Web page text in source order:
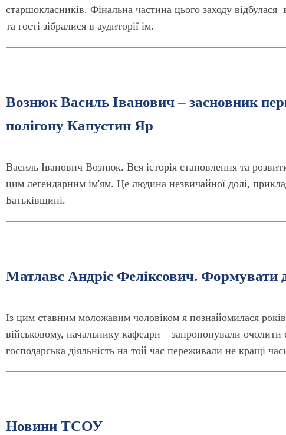
старшокласників. Фінальна частина цього заходу
та гості зібралися в аудиторії ім.
Вознюк Василь Іванович – засновник
полігону Капустин Яр
Василь Іванович Вознюк. Вся історія становлення та
цим легендарним ім'ям. Це людина незвичайної долі,
Батьківщині.
Матлавс Андріс Феліксович. Формувати
Із цим ставним моложавим чоловіком я познайомилася
військовому, начальнику кафедри – запропонували
господарська діяльність на той час переживали не кращі
Новини ТСОУ